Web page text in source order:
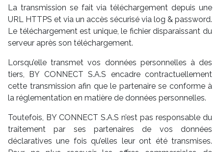
La transmission se fait via téléchargement depuis une
URL HTTPS et via un accès sécurisé via log & password.
Le téléchargement est unique, le fichier disparaissant du
serveur après son téléchargement.
Lorsqu’elle transmet vos données personnelles à des
tiers, BY CONNECT S.A.S encadre contractuellement
cette transmission afin que le partenaire se conforme à
la réglementation en matière de données personnelles.
Toutefois, BY CONNECT S.A.S n’est pas responsable du
traitement par ses partenaires de vos données
déclaratives une fois qu’elles leur ont été transmises.